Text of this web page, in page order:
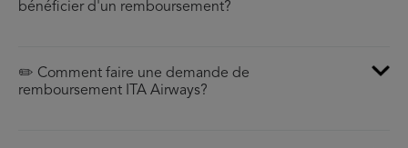
bénéficier d'un remboursement?
✏️ Comment faire une demande de
remboursement ITA Airways?